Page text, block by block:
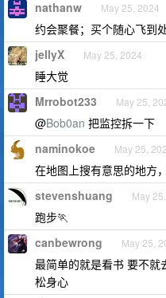
nathanw May 25, 2024
约会聚餐；买个随心飞到
jellyX May 25, 2024
睡大觉
Mrrobot233 May 25,
@Bob0an 把监控拆一下
naminokoe May 25,
在地图上搜有意思的地方
stevenshuang May
跑步🏃
canbewrong May 25,
最简单的就是看书 要不
松身心